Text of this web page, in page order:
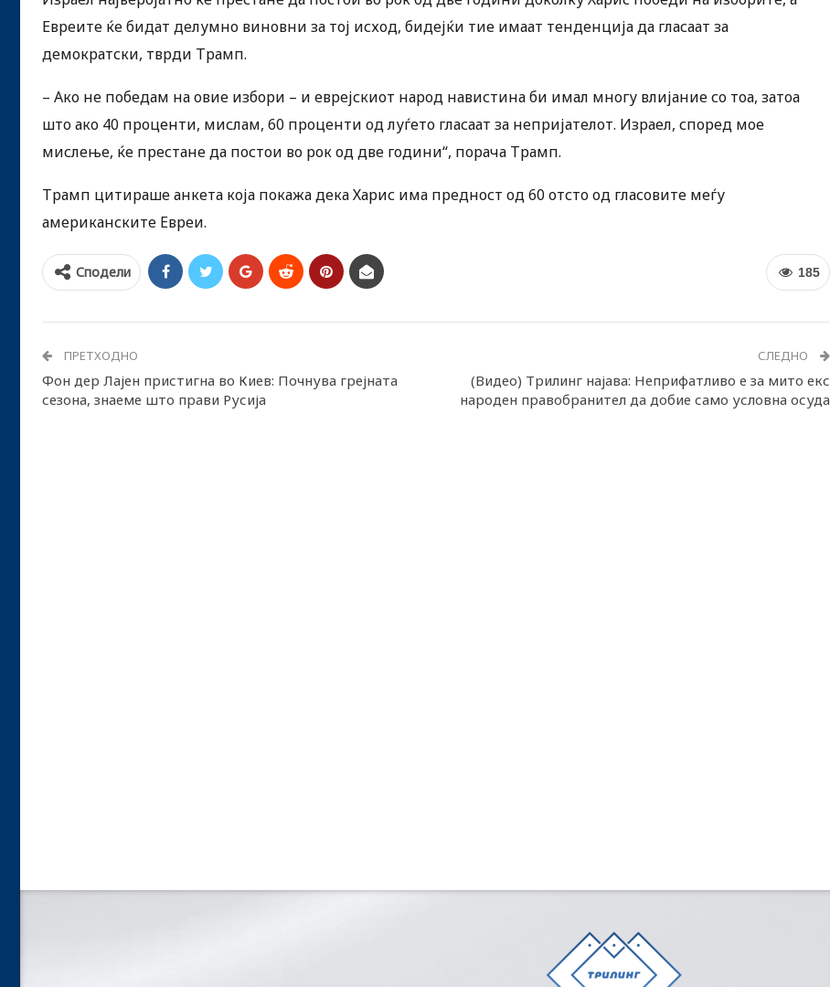
Евреите ќе бидат делумно виновни за тој исход, бидејќи тие имаат тенденција да гласаат за
демократски, тврди Трамп.
– Ако не победам на овие избори – и еврејскиот народ навистина би имал многу влијание со тоа, затоа
што ако 40 проценти, мислам, 60 проценти од луѓето гласаат за непријателот. Израел, според мое
мислење, ќе престане да постои во рок од две години“, порача Трамп.
Трамп цитираше анкета која покажа дека Харис има предност од 60 отсто од гласовите меѓу
американските Евреи.
185
Сподели
ПРЕТХОДНО
Фон дер Лајен пристигна во Киев: Почнува грејната
сезона, знаеме што прави Русија
СЛЕДНО
(Видео) Трилинг најава: Неприфатливо е за мито екс
народен правобранител да добие само условна осуда